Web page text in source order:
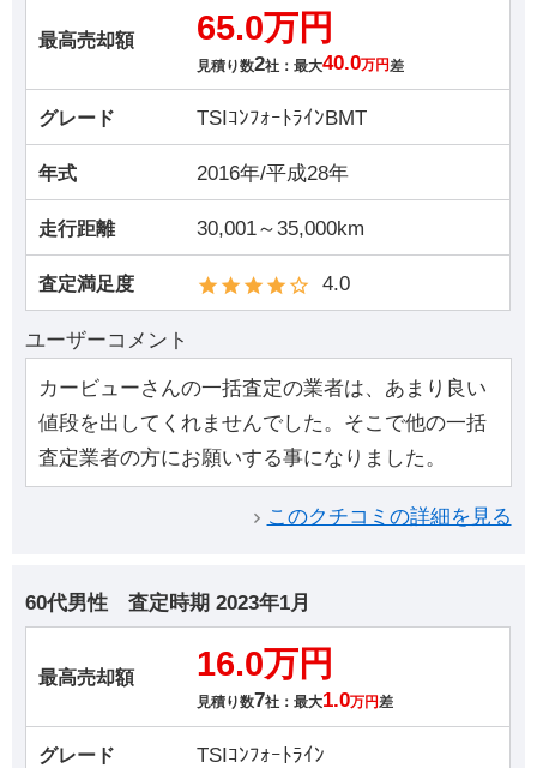
最高売却額 65.0万円
見積り数2社：最大40.0万円差
グレード TSIｺﾝﾌｫｰﾄﾗｲﾝBMT
年式 2016年/平成28年
走行距離 30,001～35,000km
査定満足度 4.0
ユーザーコメント
カービューさんの一括査定の業者は、あまり良い
値段を出してくれませんでした。そこで他の一括
査定業者の方にお願いする事になりました。
このクチコミの詳細を見る
60代男性 査定時期 2023年1月
最高売却額 16.0万円
見積り数7社：最大1.0万円差
グレード TSIｺﾝﾌｫｰﾄﾗｲﾝ